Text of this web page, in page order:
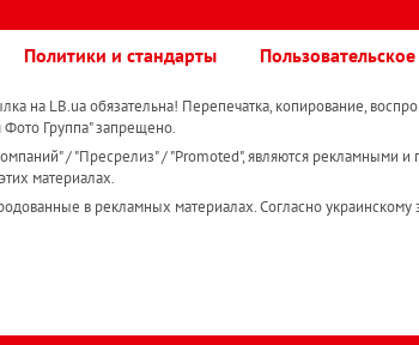
Политики и стандарты
на LB.ua обязательна! Перепечатка, копирование,
Фото Группа" запрещено.
/ "Пресрелиз" / "Promoted", являются рекламными и
материалах.
в рекламных материалах. Согласно украинскому